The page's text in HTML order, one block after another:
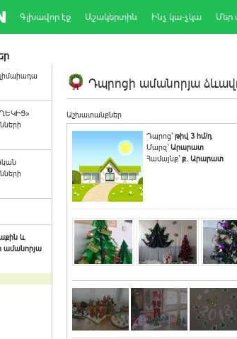
Գլխավոր էջ Աշակերտին Ինչ կա-չկա Մեր
և
ամանորյա
Դպրոցի ամանորյա
Աշխատանքներ
Դպրոց`թիվ 3 հմ/դ
Մարզ`Արարատ
Համայնք`ք. Արարատ